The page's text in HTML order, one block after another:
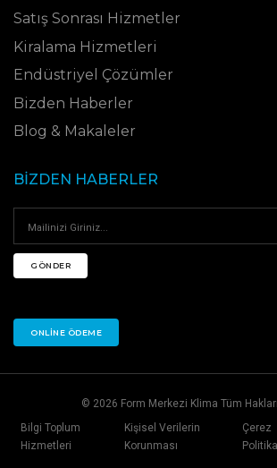
Satış Sonrası Hizmetler
Kiralama Hizmetleri
Endüstriyel Çözümler
Bizden Haberler
Blog & Makaleler
BIZDEN HABERLER
GÖNDER
ONLINE ÖDEME
© 2026 Form Merkezi Klima Tüm Hakları
Bilgi Toplum
Hizmetleri
Kişisel Verilerin
Korunması
Çerez